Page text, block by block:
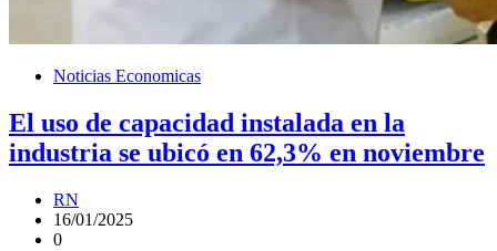
Noticias Economicas
El uso de capacidad instalada en la
industria se ubicó en 62,3% en noviembre
RN
16/01/2025
0